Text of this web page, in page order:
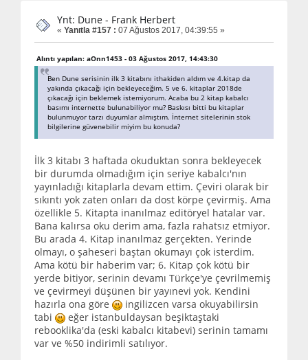
Ynt: Dune - Frank Herbert
« Yanıtla #157 : 07 Ağustos 2017, 04:39:55 »
Alıntı yapılan: aOnn1453 - 03 Ağustos 2017, 14:43:30
Ben Dune serisinin ilk 3 kitabını ithakiden aldım ve 4.kitap da
yakında çıkacağı için bekleyeceğim. 5 ve 6. kitaplar 2018de
çıkacağı için beklemek istemiyorum. Acaba bu 2 kitap kabalcı
basımı internette bulunabiliyor mu? Baskısı bitti bu kitaplar
bulunmuyor tarzı duyumlar almıştım. İnternet sitelerinin stok
bilgilerine güvenebilir miyim bu konuda?
İlk 3 kitabı 3 haftada okuduktan sonra bekleyecek
bir durumda olmadığım için seriye kabalcı'nın
yayınladığı kitaplarla devam ettim. Çeviri olarak bir
sıkıntı yok zaten onları da dost körpe çevirmiş. Ama
özellikle 5. Kitapta inanılmaz editöryel hatalar var.
Bana kalırsa oku derim ama, fazla rahatsız etmiyor.
Bu arada 4. Kitap inanılmaz gerçekten. Yerinde
olmayı, o şaheseri baştan okumayı çok isterdim.
Ama kötü bir haberim var; 6. Kitap çok kötü bir
yerde bitiyor, serinin devamı Türkçe'ye çevrilmemiş
ve çevirmeyi düşünen bir yayınevi yok. Kendini
hazırla ona göre
ingilizcen varsa okuyabilirsin
tabi
eğer istanbuldaysan beşiktaştaki
rebooklika'da (eski kabalcı kitabevi) serinin tamamı
var ve %50 indirimli satılıyor.